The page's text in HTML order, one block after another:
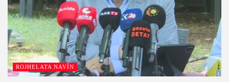
ROJHELATA NAVÎN